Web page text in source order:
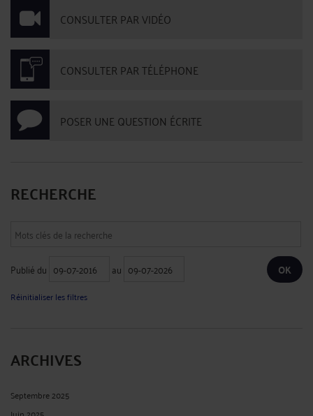
CONSULTER PAR VIDÉO
CONSULTER PAR TÉLÉPHONE
POSER UNE QUESTION ÉCRITE
RECHERCHE
Publié du au
Réinitialiser les filtres
ARCHIVES
Septembre 2025